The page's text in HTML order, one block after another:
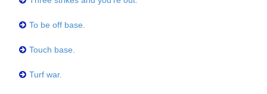
To be off base.
Touch base.
Turf war.